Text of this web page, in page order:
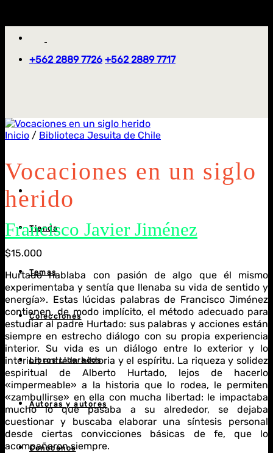
+562 2889 7726 +562 2889 7717
Tienda
Temas
Colecciones
Libros Liberados
Autoras y autores
Conócenos
Inicio / Biblioteca Jesuita de Chile
Vocaciones en un siglo
herido
Francisco Javier Jiménez
$15.000
Hurtado hablaba con pasión de algo que él mismo
experimentaba y sentía que llenaba su vida de sentido y
energía». Estas lúcidas palabras de Francisco Jiménez
contienen, de modo implícito, el método adecuado para
estudiar al padre Hurtado: sus palabras y acciones están
siempre en estrecho diálogo con su propia experiencia
interior. Su vida es un diálogo entre lo exterior y lo
interior; entre la historia y el espíritu. La riqueza y solidez
espiritual de Alberto Hurtado, lejos de hacerlo
«impermeable» a la historia que lo rodea, le permiten
«zambullirse» en ella con mucha libertad: le impactaba
mucho lo que pasaba a su alrededor, se dejaba
cuestionar y buscaba elaborar una síntesis personal
desde ciertas convicciones básicas de fe, que lo
acompañaron siempre.